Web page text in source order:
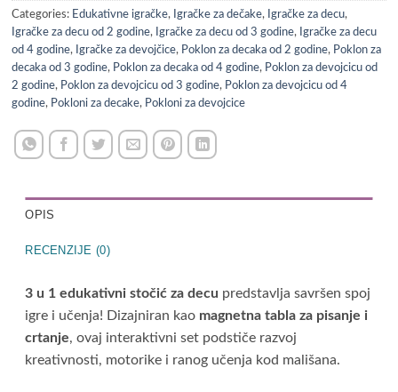
Categories: Edukativne igračke, Igračke za dečake, Igračke za decu,
Igračke za decu od 2 godine, Igračke za decu od 3 godine,
Igračke za decu
od 4 godine, Igračke za devojčice, Poklon za decaka od 2 godine, Poklon za
decaka od 3 godine, Poklon za decaka od 4 godine, Poklon za devojcicu od
2 godine, Poklon za devojcicu od 3 godine, Poklon za devojcicu od 4
godine, Pokloni za decake, Pokloni za devojcice
OPIS
RECENZIJE (0)
3 u 1 edukativni stočić za decu predstavlja savršen spoj
igre i učenja! Dizajniran kao magnetna tabla za pisanje i
crtanje, ovaj interaktivni set podstiče razvoj
kreativnosti, motorike i ranog učenja kod mališana.